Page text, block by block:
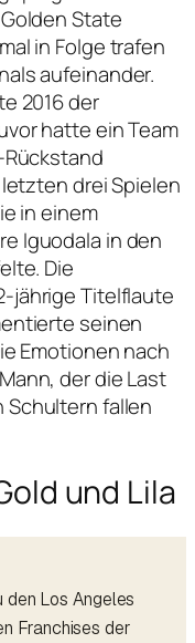
State
in Folge trafen
aufeinander.
2016 der
hatte ein Team
drei Spielen
in einem
Iguodala in den
Die
jährige Titelflaute
seinen
Emotionen nach
der die Last
Schultern fallen
und Lila
Los Angeles
Franchises der